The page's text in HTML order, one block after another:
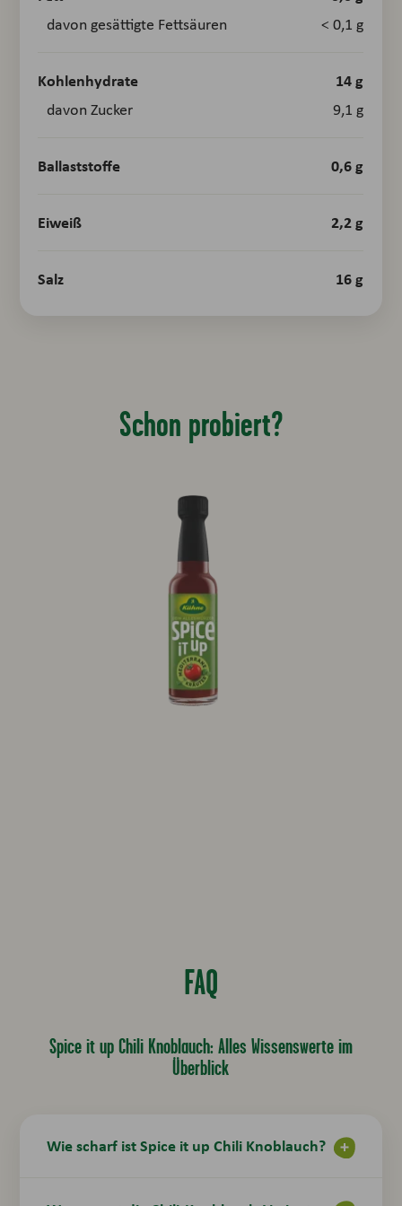
davon gesättigte Fettsäuren < 0,1 g
Kohlenhydrate 14 g
davon Zucker 9,1 g
Ballaststoffe 0,6 g
Eiweiß 2,2 g
Salz 16 g
Schon probiert?
FAQ
Spice it up Chili Knoblauch: Alles Wissenswerte im
Überblick
Wie scharf ist Spice it up Chili Knoblauch?